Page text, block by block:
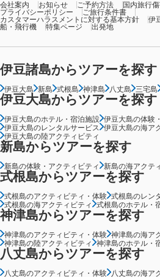
会社案内 お知らせ ご予約方法
国内旅行
プライバシーポリシー
ご旅行条件書
カスタマーハラスメントに対する基本方針
伊
船・飛行機
特集ページ 出発地
伊豆諸島からツアーを探す
伊豆大島 新島 式根島 神津島 八丈島 三宅島
伊豆大島からツアーを探す
伊豆大島のホテル・宿泊施設 伊豆大島の体験
伊豆大島のレンタルサービス 伊豆大島の海ア
伊豆大島の陸アクティビティ
新島からツアーを探す
新島の体験・アクティビティ 新島の海アクテ
式根島からツアーを探す
式根島のアクティビティ・体験 式根島のレン
式根島の海アクティビティ
式根島のホテル・
神津島からツアーを探す
神津島のアクティビティ・体験 神津島の海ア
神津島の陸アクティビティ
神津島のホテル・
八丈島からツアーを探す
八丈島のアクティビティ・体験 八丈島の海ア